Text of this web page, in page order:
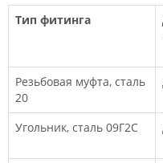
Тип фитинга
Резьбовая муфта, сталь
20
Угольник, сталь 09Г2С